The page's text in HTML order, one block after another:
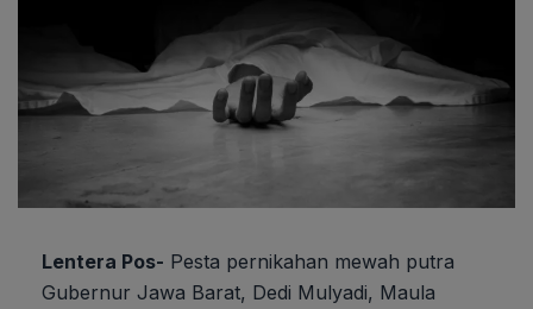
Lentera Pos- Pesta pernikahan mewah putra
Gubernur Jawa Barat, Dedi Mulyadi, Maula